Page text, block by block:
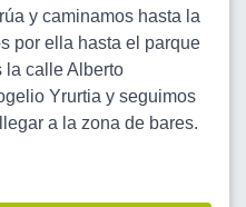
y caminamos hasta la
por ella hasta el parque
la calle Alberto
Yrurtia y seguimos
a la zona de bares.